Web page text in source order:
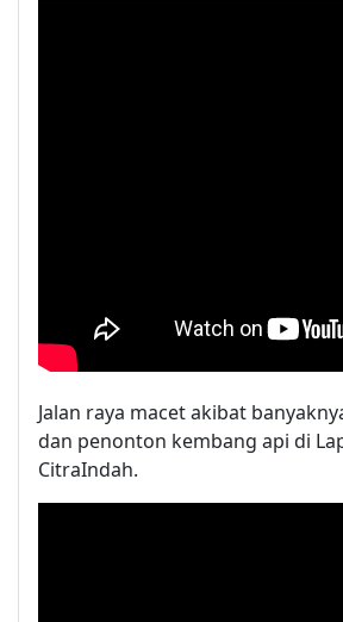
Jalan raya macet akibat
dan penonton kembang api di
CitraIndah.